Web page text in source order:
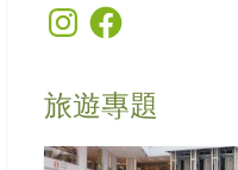
InstagramFacebook
旅遊專題